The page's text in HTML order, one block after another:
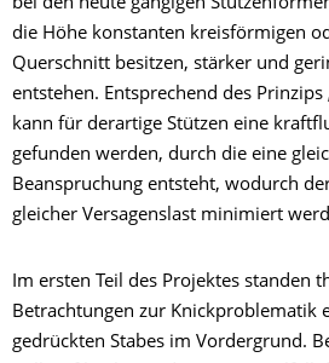
bei den heute gängigen
die Höhe konstanten kreisförmigen
Querschnitt besitzen, stärker und
entstehen. Entsprechend des
kann für derartige Stützen eine
gefunden werden, durch die eine
Beanspruchung entsteht, wodurch
gleicher Versagenslast minimiert
Im ersten Teil des Projektes standen
Betrachtungen zur Knickproblematik
gedrückten Stabes im Vordergrund.